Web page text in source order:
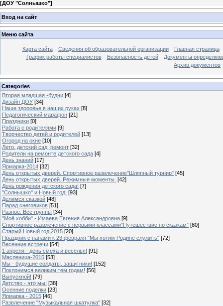
[ДОУ "Солнышко"]
Вход на сайт
Меню сайта
Карта сайта Сведения об образовательной организации
Главная страница
График работы специалистов
Безопасность детей
Документы
Архив документов
Categories
Вторая младшая -будни [4]
Дизайн ДОУ [34]
Наше здоровье в наших руках [8]
Педагогический марафон [21]
Праздники [0]
Работа с родителями [9]
Творчество детей и родителей [13]
Огород на окне [10]
Лето, детский сад, ремонт [32]
Родители на ремонте детского сада [4]
День знаний [17]
Ярмарка-2014 [32]
День открытых дверей. Спортивное развлечение"Шляпный турнир" [45]
День открытых дверей. Режимные моменты. [42]
День рождения детского сада! [7]
"Солнышко" и Новый год! [93]
Делимся сказкой [48]
Парад снеговиков [51]
Разное. Все группы [34]
"Моё хобби" - Имаева Евгения Александровна [9]
Спортивное развлечение с первыми классами"Путешествие по сказкам" [80]
Старый Новый год 2015 [20]
Праздник с папами к 23 февраля "Мы хотим Родине служить" [72]
Весенние встречи [54]
1 апреля - день смеха и веселья! [91]
Масленица-2015 [53]
Мы - будущие солдаты, защитники! [152]
Поклонимся великим тем годам! [56]
Выпускной! [79]
Детство - это мы! [38]
Осенние поделки [23]
Ярмарка - 2015 [46]
Развлечение "Музыкальная шкатулка" [32]